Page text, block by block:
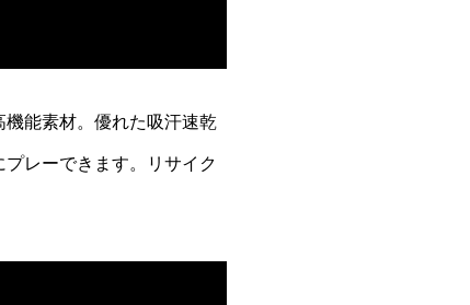
能素材。 優れた吸汗速乾
レーできます。 リサイク